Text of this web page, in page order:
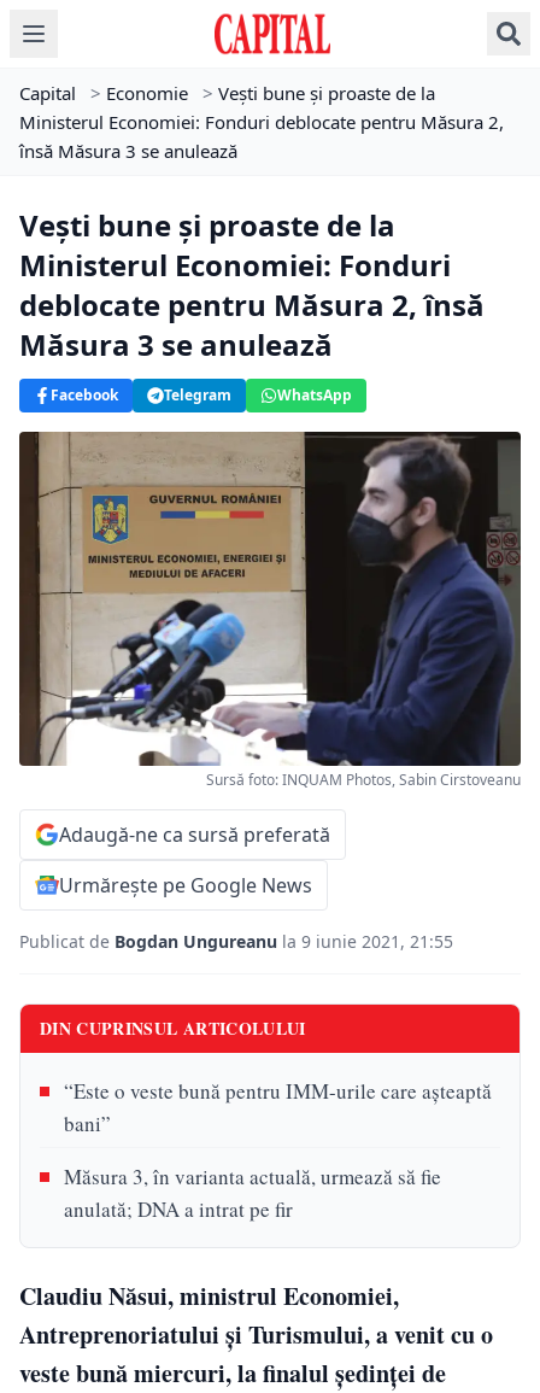
Capital > Economie > Veşti bune şi proaste de la
Ministerul Economiei: Fonduri deblocate pentru Măsura 2,
însă Măsura 3 se anulează
Veşti bune şi proaste de la
Ministerul Economiei: Fonduri
deblocate pentru Măsura 2, însă
Măsura 3 se anulează
Facebook Telegram WhatsApp
Sursă foto: INQUAM Photos, Sabin Cirstoveanu
Adaugă-ne ca sursă preferată
Urmărește pe Google News
Publicat de Bogdan Ungureanu la 9 iunie 2021, 21:55
DIN CUPRINSUL ARTICOLULUI
“Este o veste bună pentru IMM-urile care aşteaptă
bani”
Măsura 3, în varianta actuală, urmează să fie
anulată; DNA a intrat pe fir
Claudiu Năsui, ministrul Economiei,
Antreprenoriatului și Turismului, a venit cu o
veste bună miercuri, la finalul şedinţei de